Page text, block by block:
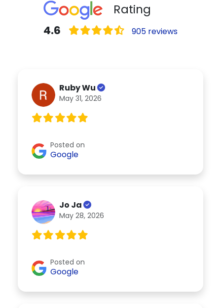
Rating
4.6 905 reviews
Ruby Wu
May 31, 2026
Posted on
Google
Jo Ja
May 28, 2026
Posted on
Google